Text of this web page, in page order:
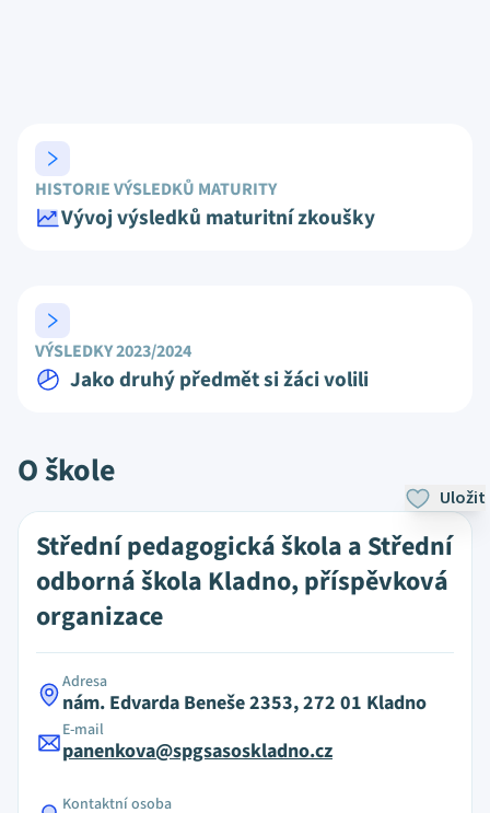
HISTORIE VÝSLEDKŮ MATURITY
Vývoj výsledků maturitní zkoušky
VÝSLEDKY 2023/2024
Jako druhý předmět si žáci volili
O škole
Uložit
Střední pedagogická škola a Střední
odborná škola Kladno, příspěvková
organizace
Adresa
nám. Edvarda Beneše 2353, 272 01 Kladno
E-mail
panenkova@spgsasoskladno.cz
Kontaktní osoba